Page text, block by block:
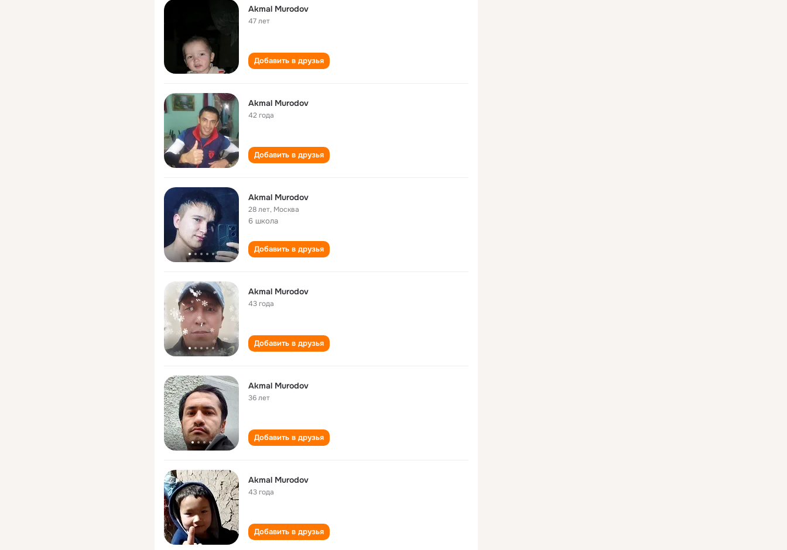
Akmal Murodov
47 лет
Добавить в друзья
Akmal Murodov
42 года
Добавить в друзья
Akmal Murodov
28 лет, Москва
6 школа
Добавить в друзья
Akmal Murodov
43 года
Добавить в друзья
Akmal Murodov
36 лет
Добавить в друзья
Akmal Murodov
43 года
Добавить в друзья